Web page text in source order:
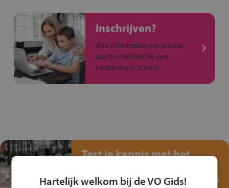
Inschrijven?
Alle informatie om je kind
aan te melden bij een
middelbare school.
Test je kennis met het
Verkeersspel!
Hartelijk welkom bij de VO Gids!